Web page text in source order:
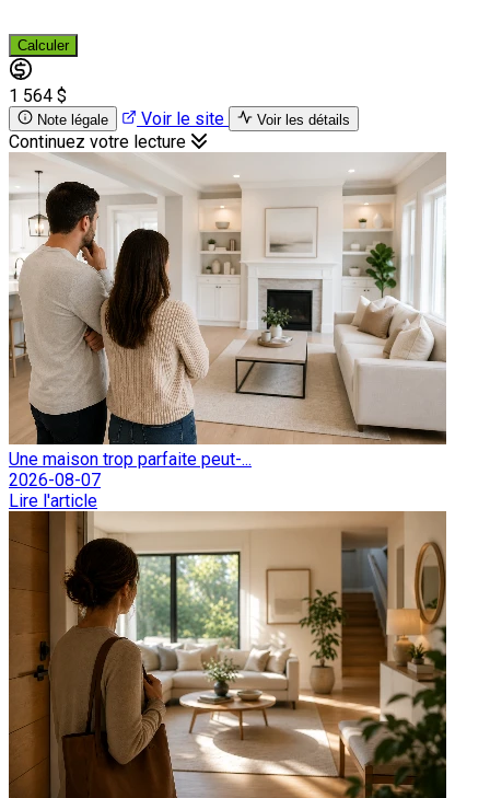
Calculer
1 564 $
Note légale Voir le site Voir les détails
Continuez votre lecture
Une maison trop parfaite peut-...
2026-08-07
Lire l'article